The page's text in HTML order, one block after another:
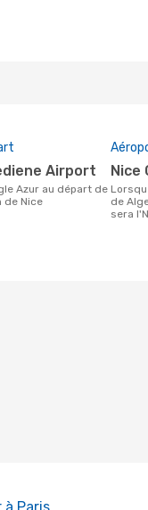
Airport
de Nice
Lorsque vous voyagez avec Aigle Azur
de
sera